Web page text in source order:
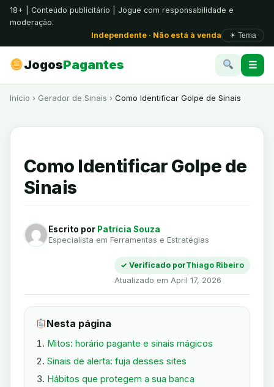
18+ | Conteúdo publicitário | Jogue com responsabilidade e
moderação.
Independente · Não está à venda
☀ Tema
JogosPagantes ☰
Início › Gerador de Sinais › Como Identificar Golpe de Sinais
Como Identificar Golpe de
Sinais
Escrito por Patrícia Souza
Especialista em Ferramentas e Estratégias
✓ Verificado porThiago Ribeiro
Atualizado em April 17, 2026
Nesta página
Mitos: horário pagante e sinais mágicos
Sinais de alerta: fuja desses sites
Hábitos que protegem a sua banca